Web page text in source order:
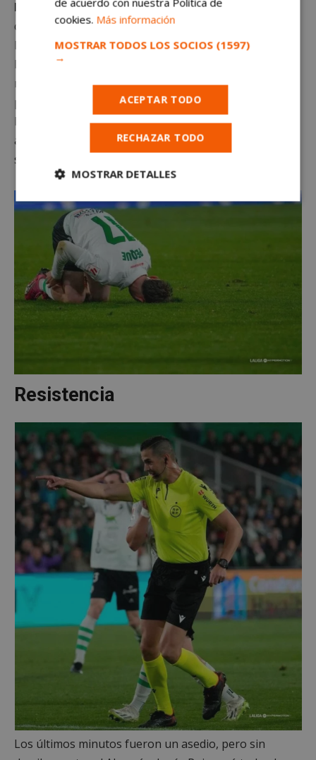
Peque y lo paró Jesús Ruiz.Después tendrían los
cántabros una triple ocasión que Jesús Ruiz y Chema
Rodríguez sacaron en la línea de gol. En el 83 Chema
Rodríguez vio la segunda amarilla por una acción que
no era ni falta. Nafti sujetó a su jugador que se subía
por las paredes. Al final el técnico alfarero vio también
la roja sin que nadie supiera el motivo. El Alcorcón iba
a jugar los últimos 10 minutos con nueve jugadores y
sin entrenador.
Resistencia
Los últimos minutos fueron un asedio, pero sin
cookies. Más información
MOSTRAR TODOS LOS SOCIOS (1597)
→
ACEPTAR TODO
RECHAZAR TODO
MOSTRAR DETALLES
Cookies
estrictamente
necesarias
Cookies de
Cookies de
preferencias
Cookies de
funcionalidad
Cookies estrictamente necesarias
Cookies de rendimiento
Cookies de preferencias
Cookies de funcionalidad
Cookies no clasificadas
Las cookies estrictamente necesarias permiten la
funcionalidad principal del sitio web, como el
inicio de sesión de usuario y la gestión de cuentas.
El sitio web no se puede utilizar correctamente sin
las cookies estrictamente necesarias.
Nombre
Proveedor/
Dominio
PHPSESSID
alcorconhoy.com